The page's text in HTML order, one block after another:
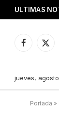
ULTIMAS
Facebook
X
jueves,
Portada »